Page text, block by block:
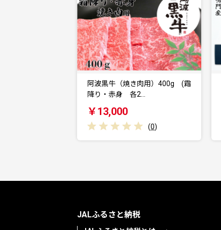
阿波黒牛（焼き肉用）400g (霜
降り・赤身 各2…
￥13,000
(0)
JALふるさと納税